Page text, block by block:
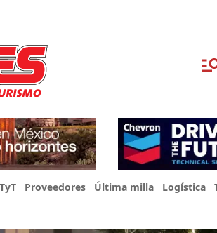
Proveedores Última milla Logística